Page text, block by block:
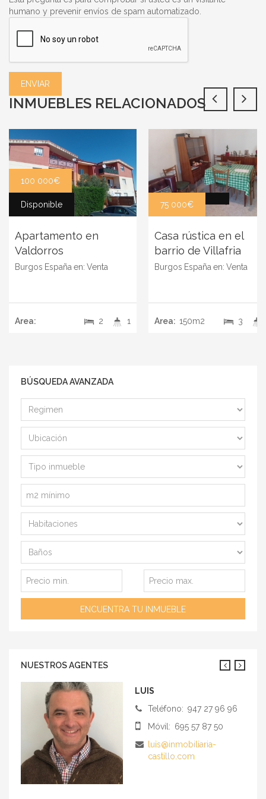
humano y prevenir envíos de spam automatizado.
INMUEBLES RELACIONADOS
100 000€
Disponible
Apartamento en
Valdorros
Burgos España en: Venta
Area: 1
2
75 000€
Casa rústica en el
barrio de Villafria
Burgos España en: Venta
Area: 150m2 3
BÚSQUEDA AVANZADA
NUESTROS AGENTES
LUIS
Teléfono: 947 27 96 96
Móvil: 695 57 87 50
luis@inmobiliaria-
castillo.com
JAVIER
Teléfono: 947 27 96 96
Móvil: 615 77 13 58
javier@inmobiliaria-
castillo.com